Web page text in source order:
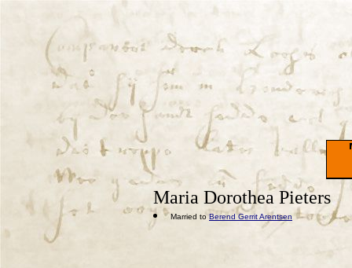
Maria Dorothea Pieters
Married toBerend Gerrit Arentsen